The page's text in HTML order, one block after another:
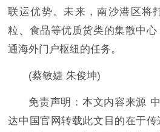
联运优势。未来，南沙港区将
粒、食品等优质货类的集散中
通海外门户枢纽的任务。
(蔡敏婕 朱俊坤)
免责声明：本文内容来源
达中国官网转载此文目的在于传